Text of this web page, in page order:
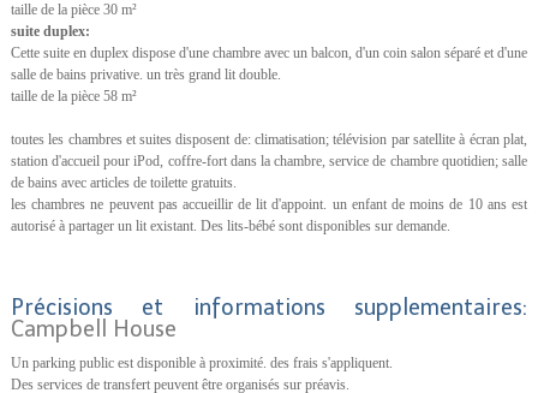
taille de la pièce 30 m²
suite duplex:
Cette suite en duplex dispose d'une chambre avec un balcon, d'un coin salon séparé et d'une
salle de bains privative. un très grand lit double.
taille de la pièce 58 m²
toutes les chambres et suites disposent de: climatisation; télévision par satellite à écran plat,
station d'accueil pour iPod, coffre-fort dans la chambre, service de chambre quotidien; salle
de bains avec articles de toilette gratuits.
les chambres ne peuvent pas accueillir de lit d'appoint. un enfant de moins de 10 ans est
autorisé à partager un lit existant. Des lits-bébé sont disponibles sur demande.
Précisions et informations supplementaires:
Campbell House
Un parking public est disponible à proximité. des frais s'appliquent.
Des services de transfert peuvent être organisés sur préavis.